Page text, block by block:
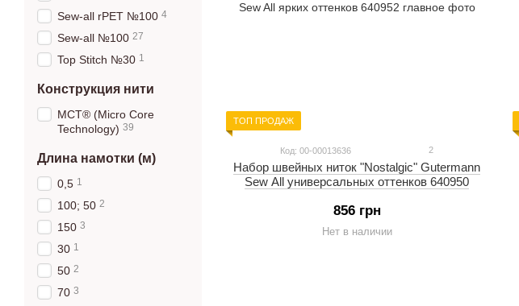
ТОП ПРОДАЖ
Код: 00-00013636 2
Набор швейных ниток "Nostalgic" Gutermann
Sew All универсальных оттенков 640950
856 грн
Нет в наличии
Sew-all rPET №100 4
Sew-all №100 27
Top Stitch №30 1
Конструкция нити
MCT® (Micro Core
Technology) 39
Длина намотки (м)
0,5 1
100; 50 2
150 3
30 1
50 2
70 3